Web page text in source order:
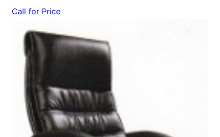
Call for Price